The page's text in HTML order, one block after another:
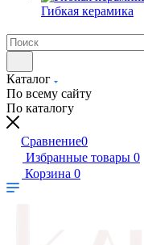
Гибкая керамика
Каталог
По всему сайту
По каталогу
Сравнение0
Избранные товары 0
Корзина 0